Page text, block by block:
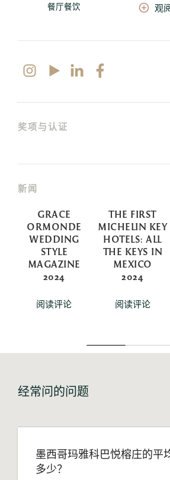
餐厅餐饮
观
奖项与认证
新闻
GRACE
ORMONDE
WEDDING
STYLE
MAGAZINE
2024
阅读评论
THE FIRST
MICHELIN KEY
HOTELS: ALL
THE KEYS IN
MEXICO
2024
阅读评论
经常问的问题
墨西哥玛雅科巴悦榕庄的平
多少？